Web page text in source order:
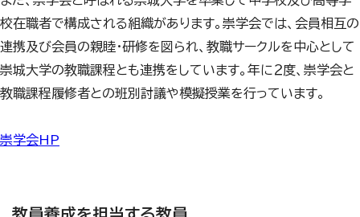
校在職者で構成される組織があります。崇学会では、会員相互の
連携及び会員の親睦・研修を図られ、教職サークルを中心として
崇城大学の教職課程とも連携をしています。年に２度、崇学会と
教職課程履修者との班別討議や模擬授業を行っています。
崇学会HP
教員養成を担当する教員